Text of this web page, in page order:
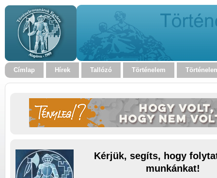
Címlap Hírek Tallózó Történelem
Kérjük, segíts, hogy
munkánkat!